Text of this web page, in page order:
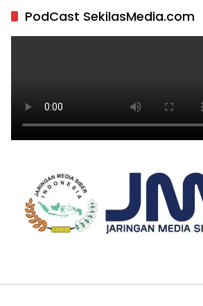
PodCast SekilasMedia.com